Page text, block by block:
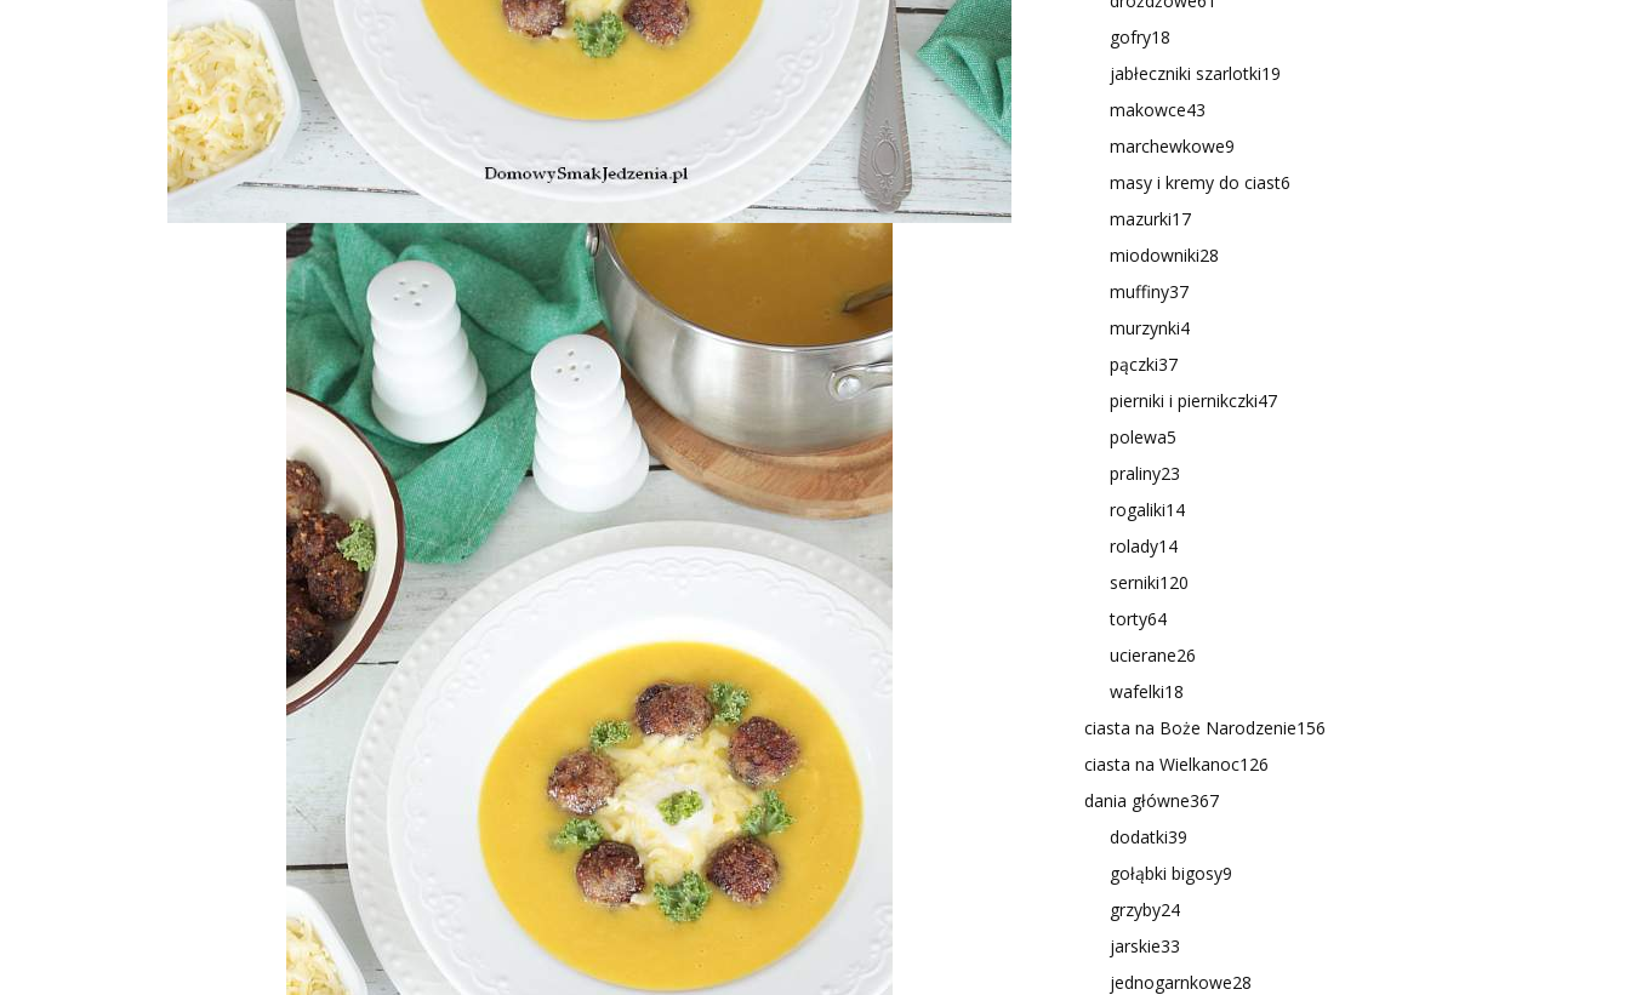
gofry18
jabłeczniki szarlotki19
makowce43
marchewkowe9
masy i kremy do ciast6
mazurki17
miodowniki28
muffiny37
murzynki4
pączki37
pierniki i piernikczki47
polewa5
praliny23
rogaliki14
rolady14
serniki120
torty64
ucierane26
wafelki18
ciasta na Boże Narodzenie156
ciasta na Wielkanoc126
dania główne367
dodatki39
gołąbki bigosy9
grzyby24
jarskie33
jednogarnkowe28